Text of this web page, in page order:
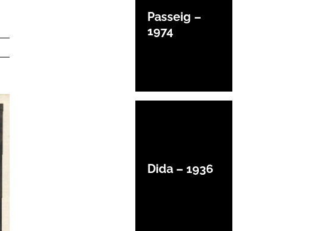
Passeig –
1974
Dida – 1936